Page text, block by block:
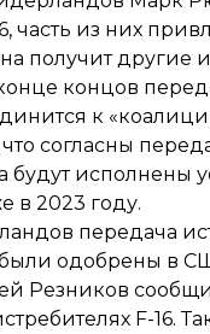
часть из них
получит другие
концов
к
согласны
исполнены
в 2023 году.
передача
одобрены в
Резников
F-16.